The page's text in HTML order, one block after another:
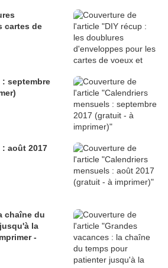
cartes de
septembre
août 2017
chaîne du
la
-